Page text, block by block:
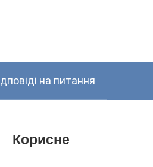
на питання
Корисне